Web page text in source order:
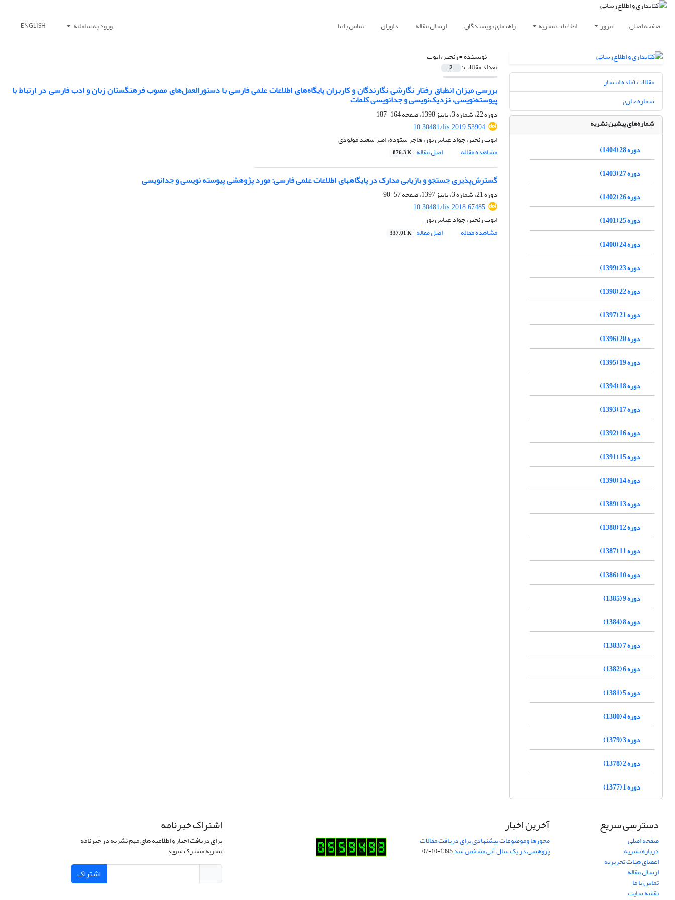
صفحه اصلی مرور اطلاعات نشریه راهنمای نویسندگان ارسال مقاله داوران تماس با ما ورود به سامانه ENGLISH
نویسنده =رنجبر، ایوب
تعداد مقالات: 2
بررسی میزان انطباق رفتار نگارشی نگارندگان و کاربران پایگاه‌های اطلاعات علمی فارسی با دستورالعمل‌های مصوب فرهنگستان زبان و ادب فارسی در ارتباط با
پیوسته‌نویسی، نزدیک‌نویسی و جدانویسی کلمات
دوره 22، شماره 3، پاییز 1398، صفحه
164-187
10.30481/lis.2019.53904
ایوب رنجبر، جواد عباس پور، هاجر ستوده، امیر سعید مولودی
مشاهده مقاله
اصل مقاله 876.3 K
گسترش‌پذیری جستجو و بازیابی مدارک در پایگاه‏های اطلاعات علمی فارسی: مورد پژوهشی پیوسته‏ نویسی و جدانویسی
دوره 21، شماره 3، پاییز 1397، صفحه
57-90
10.30481/lis.2018.67485
ایوب رنجبر، جواد عباس پور
مشاهده مقاله
اصل مقاله 337.01 K
مقالات آماده انتشار
شماره جاری
شماره‌های پیشین نشریه
دوره 28 (1404)
دوره 27 (1403)
دوره 26 (1402)
دوره 25 (1401)
دوره 24 (1400)
دوره 23 (1399)
دوره 22 (1398)
دوره 21 (1397)
دوره 20 (1396)
دوره 19 (1395)
دوره 18 (1394)
دوره 17 (1393)
دوره 16 (1392)
دوره 15 (1391)
دوره 14 (1390)
دوره 13 (1389)
دوره 12 (1388)
دوره 11 (1387)
دوره 10 (1386)
دوره 9 (1385)
دوره 8 (1384)
دوره 7 (1383)
دوره 6 (1382)
دوره 5 (1381)
دوره 4 (1380)
دوره 3 (1379)
دوره 2 (1378)
دوره 1 (1377)
دسترسی سریع
صفحه اصلی
درباره نشریه
اعضای هیات تحریریه
ارسال مقاله
تماس با ما
نقشه سایت
آخرین اخبار
محورها وموضوعات پیشنهادی برای دریافت مقالات
پژوهشی در یک سال آتی مشخص شد1395-10-07
اشتراک خبرنامه
برای دریافت اخبار و اطلاعیه های مهم نشریه در خبرنامه
نشریه مشترک شوید.
اشتراک